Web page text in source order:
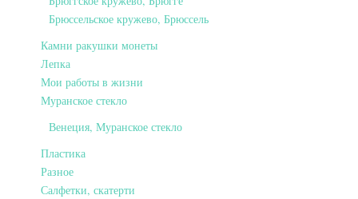
Брюссельское кружево, Брюссель
Камни ракушки монеты
Лепка
Мои работы в жизни
Муранское стекло
Венеция, Муранское стекло
Пластика
Разное
Салфетки, скатерти